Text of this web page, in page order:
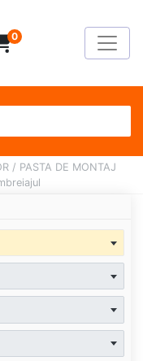
0
/ PASTA DE MONTAJ